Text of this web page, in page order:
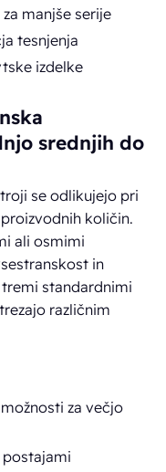
manjše serije
tesnjenja
izdelke
srednjih do
se odlikujejo pri
količin.
ali osmimi
in
standardnimi
različnim
za večjo
postajami